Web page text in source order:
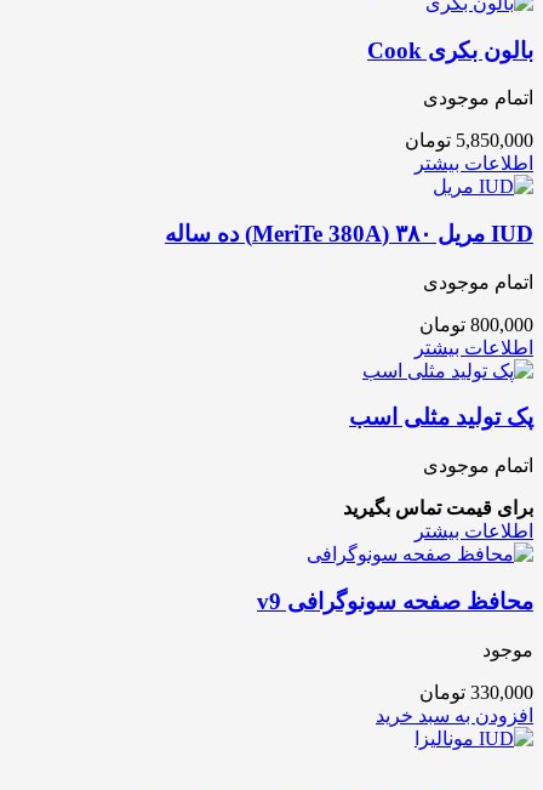
بالون بکری Cook
اتمام موجودی
5,850,000 تومان
اطلاعات بیشتر
IUD مریل ۳۸۰ (MeriTe 380A) ده ساله
اتمام موجودی
800,000 تومان
اطلاعات بیشتر
پک تولید مثلی اسب
اتمام موجودی
برای قیمت تماس بگیرید
اطلاعات بیشتر
محافظ صفحه سونوگرافی v9
موجود
330,000 تومان
افزودن به سبد خرید